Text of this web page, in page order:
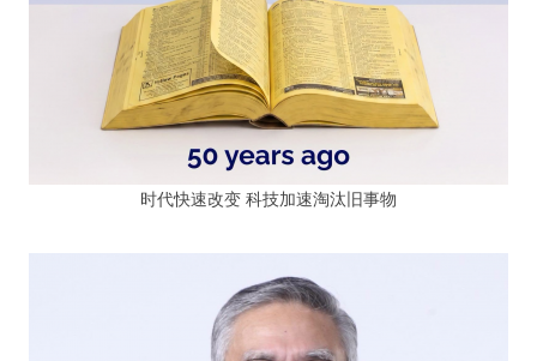
时代快速改变 科技加速淘汰旧事物